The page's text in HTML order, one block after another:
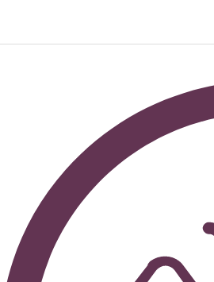
Umweltgerechtigkeitsanalyse